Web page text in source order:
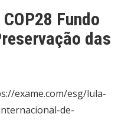
Fundo
das
exame.com/esg/lula-
de-